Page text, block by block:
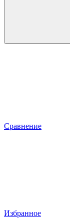
Сравнение
Избранное